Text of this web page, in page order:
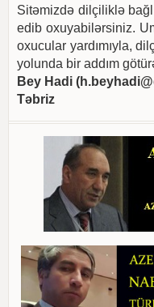
Sitəmizdə dilçiliklə
edib oxuyabilərsiniz.
oxucular yardımıyla,
yolunda bir addım
Bey Hadi (
Təbriz